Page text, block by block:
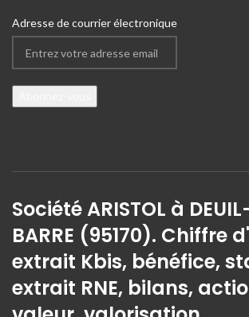
Adresse de courrier électronique
Société ARISTOL à
BARRE (95170). Chiffre
extrait Kbis, bénéfice,
extrait RNE, bilans,